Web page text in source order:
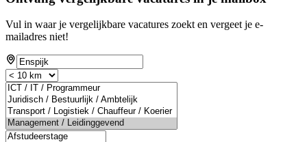
Vul in waar je vergelijkbare vacatures zoekt en vergeet je e-
mailadres niet!